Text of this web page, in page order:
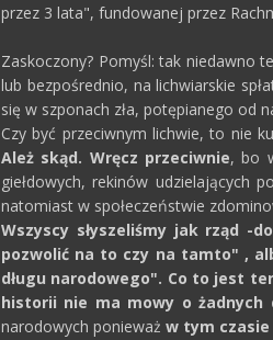
przez 3 lata", fundowanej przez
Zaskoczony? Pomyśl: tak niedawno
lub bezpośrednio, na lichwiarskie
się w szponach zła, potępianego od
Czy być przeciwnym lichwie, to nie
Ależ skąd. Wręcz przeciwnie, bo
giełdowych, rekinów udzielających
natomiast w społeczeństwie
Wszyscy słyszeliśmy jak rząd -
pozwolić na to czy na tamto" ,
długu narodowego". Co to jest
historii nie ma mowy o żadnych
narodowych ponieważ w tym czasie